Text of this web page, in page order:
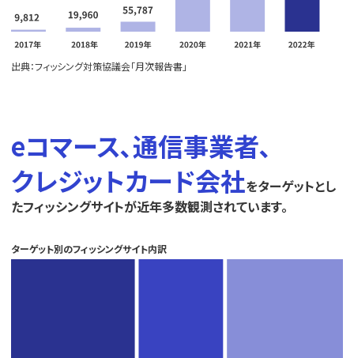
出典：フィッシング対策協議会「月次報告書」
eコマース､通信事業者､
クレジットカード会社をターゲットとし
たフィッシングサイトが近年多数観測されています。
ターゲット別のフィッシングサイト内訳